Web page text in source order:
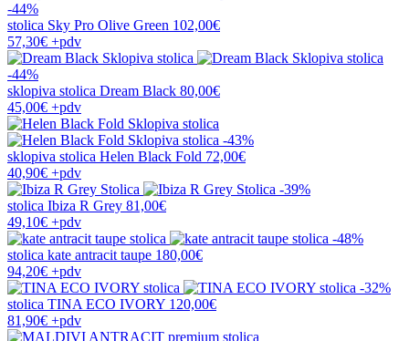
-44%
stolica Sky Pro Olive Green 102,00€
57,30€ +pdv
-44%
sklopiva stolica Dream Black 80,00€
45,00€ +pdv
-43%
sklopiva stolica Helen Black Fold 72,00€
40,90€ +pdv
-39%
stolica Ibiza R Grey 81,00€
49,10€ +pdv
-48%
stolica kate antracit taupe 180,00€
94,20€ +pdv
-32%
stolica TINA ECO IVORY 120,00€
81,90€ +pdv